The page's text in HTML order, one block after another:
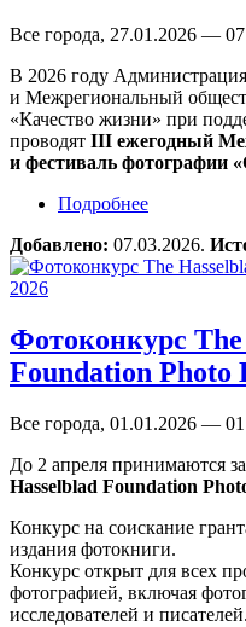
Все города, 27.01.2026 —
В 2026 году
и Межрегиональный
«Качество жизни» при
проводят III ежегодный
и фестиваль
Подробнее
Добавлено: 07.03.2026.
Фотоконкурс
Foundation Photo
Все города, 01.01.2026 —
До 2 апреля принимаются
Hasselblad Foundation
Конкурс на соискание
издания фотокниги.
Конкурс открыт для всех
фотографией, включая
исследователей и